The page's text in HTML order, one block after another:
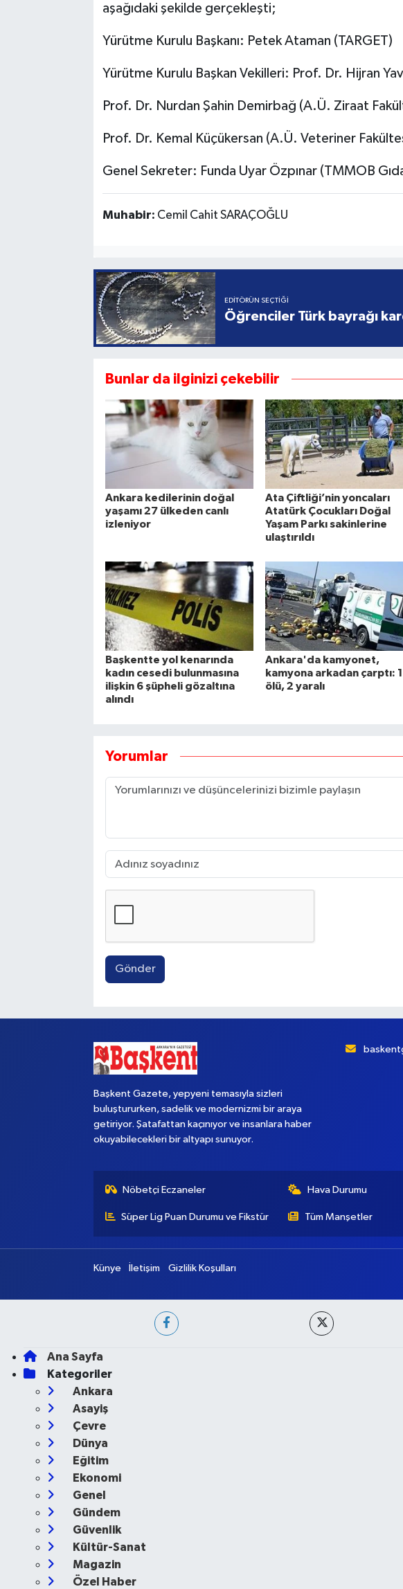
aşağıdaki şekilde gerçekleşti;
Yürütme Kurulu Başkanı: Petek Ataman (TARGET)
Yürütme Kurulu Başkan Vekilleri: Prof. Dr. Hijran
Prof. Dr. Nurdan Şahin Demirbağ (A.Ü. Ziraat
Prof. Dr. Kemal Küçükersan (A.Ü. Veteriner
Genel Sekreter: Funda Uyar Özpınar (TMMOB
Muhabir: Cemil Cahit SARAÇOĞLU
EDITÖRÜN SEÇTIĞI
Öğrenciler Türk bayrağı
Bunlar da ilginizi çekebilir
Ankara kedilerinin doğal
yaşamı 27 ülkeden canlı
izleniyor
Ata Çiftliği’nin yoncaları
Atatürk Çocukları Doğal
Yaşam Parkı sakinlerine
ulaştırıldı
Başkentte yol kenarında
kadın cesedi bulunmasına
ilişkin 6 şüpheli gözaltına
alındı
Ankara'da kamyonet,
kamyona arkadan çarptı: 1
ölü, 2 yaralı
Yorumlar
Gönder
Başkent Gazete, yepyeni temasıyla sizleri
buluştururken, sadelik ve modernizmi bir araya
getiriyor. Şatafattan kaçınıyor ve insanlara haber
okuyabilecekleri bir altyapı sunuyor.
Nöbetçi Eczaneler Hava Durumu
Süper Lig Puan Durumu ve Fikstür Tüm Manşetler
Künye İletişim Gizlilik Koşulları
Ana Sayfa
Kategoriler
Ankara
Asayiş
Çevre
Dünya
Eğitim
Ekonomi
Genel
Gündem
Güvenlik
Kültür-Sanat
Magazin
Özel Haber